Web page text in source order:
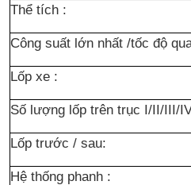
Thể tích :
Công suất lớn nhất /tốc độ
Lốp xe :
Số lượng lốp trên trục I/II/III/
Lốp trước / sau:
Hệ thống phanh :